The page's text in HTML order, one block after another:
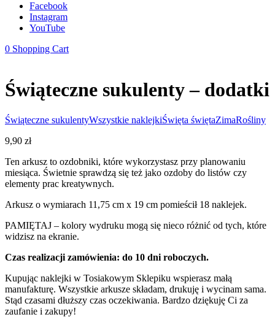
Facebook
Instagram
YouTube
0 Shopping Cart
Świąteczne sukulenty – dodatki
Świąteczne sukulentyWszystkie naklejkiŚwięta świętaZimaRośliny
9,90 zł
Ten arkusz to ozdobniki, które wykorzystasz przy planowaniu
miesiąca. Świetnie sprawdzą się też jako ozdoby do listów czy
elementy prac kreatywnych.
Arkusz o wymiarach 11,75 cm x 19 cm pomieścił 18 naklejek.
PAMIĘTAJ – kolory wydruku mogą się nieco różnić od tych, które
widzisz na ekranie.
Czas realizacji zamówienia: do 10 dni roboczych.
Kupując naklejki w Tosiakowym Sklepiku wspierasz małą
manufakturę. Wszystkie arkusze składam, drukuję i wycinam sama.
Stąd czasami dłuższy czas oczekiwania. Bardzo dziękuję Ci za
zaufanie i zakupy!